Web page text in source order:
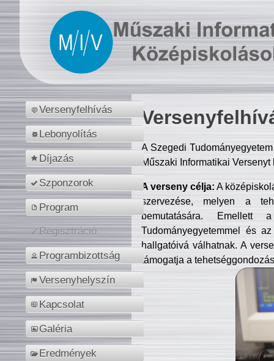
Versenyfelhívás
Lebonyolítás
Díjazás
Szponzorok
Program
Regisztráció
Programbizottság
Versenyhelyszín
Kapcsolat
Galéria
Eredmények
A Szegedi
Műszaki Informatikai
A verseny célja: A
szervezése, melyen a
bemutatására. Emellett
Tudományegyetemmel és
hallgatóivá válhatnak. A
támogatja a